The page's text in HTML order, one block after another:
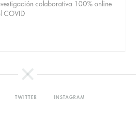
colaborativa 100% online
COVID
TWITTER INSTAGRAM